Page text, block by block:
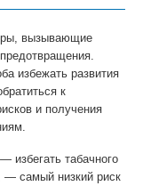
вызывающие
избежать развития
к
и получения
избегать табачного
— самый низкий риск